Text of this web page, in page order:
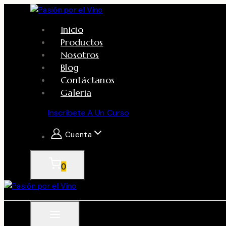
Inicio
Productos
Nosotros
Blog
Contáctanos
Galeria
Inscríbete A Un Curso
Cuenta
0